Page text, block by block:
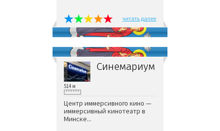
читать далее
Синемариум
514 м
Центр иммерсивного кино —
иммерсивный кинотеатр в
Минске...